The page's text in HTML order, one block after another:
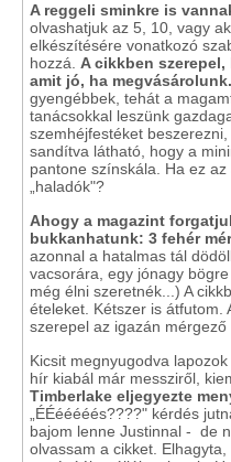
A reggeli sminkre is
olvashatjuk az 5, 10, vagy
elkészítésére vonatkozó
hozzá. A cikkben
amit jó, ha megvásárolunk.
gyengébbek, tehát a
tanácsokkal leszünk
szemhéjfestéket
sandítva látható, hogy a
pantone színskála. Ha ez
„haladók"?
Ahogy a magazint
bukkanhatunk: 3 fehér
azonnal a hatalmas tál
vacsorára, egy jónagy
még élni szeretnék...) A
ételeket. Kétszer is átfutom.
szerepel az igazán mérgező
Kicsit megnyugodva
hír kiabál már messziről,
Timberlake eljegyezte
„ÉÉééééés????" kérdés
bajom lenne Justinnal - de
olvassam a cikket.